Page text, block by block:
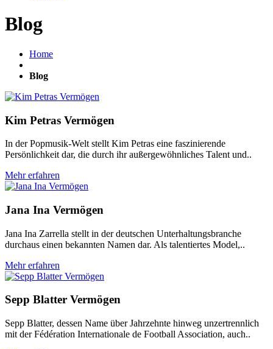
Blog
Home
Blog
Kim Petras Vermögen
In der Popmusik-Welt stellt Kim Petras eine faszinierende
Persönlichkeit dar, die durch ihr außergewöhnliches Talent und..
Mehr erfahren
Jana Ina Vermögen
Jana Ina Zarrella stellt in der deutschen Unterhaltungsbranche
durchaus einen bekannten Namen dar. Als talentiertes Model,..
Mehr erfahren
Sepp Blatter Vermögen
Sepp Blatter, dessen Name über Jahrzehnte hinweg unzertrennlich
mit der Fédération Internationale de Football Association, auch..